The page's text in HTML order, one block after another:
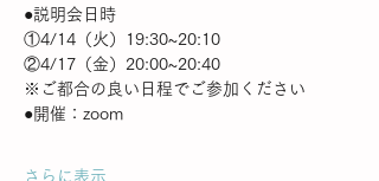
●説明会日時
①4/14（火）19:30~20:10
②4/17（金）20:00~20:40
※ご都合の良い日程でご参加ください
●開催：zoom
さらに表示